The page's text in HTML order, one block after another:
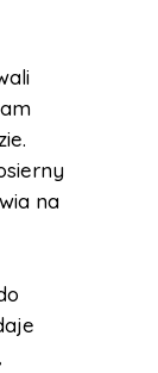
na